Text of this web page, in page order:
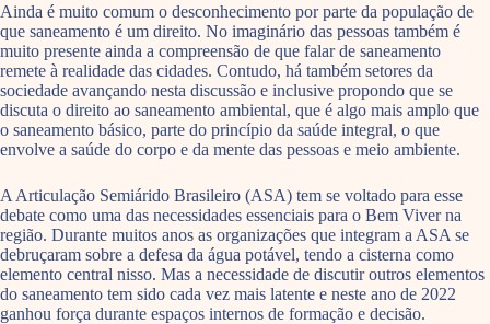
Ainda é muito comum o desconhecimento por parte da população de
que saneamento é um direito. No imaginário das pessoas também é
muito presente ainda a compreensão de que falar de saneamento
remete à realidade das cidades. Contudo, há também setores da
sociedade avançando nesta discussão e inclusive propondo que se
discuta o direito ao saneamento ambiental, que é algo mais amplo que
o saneamento básico, parte do princípio da saúde integral, o que
envolve a saúde do corpo e da mente das pessoas e meio ambiente.
A Articulação Semiárido Brasileiro (ASA) tem se voltado para esse
debate como uma das necessidades essenciais para o Bem Viver na
região. Durante muitos anos as organizações que integram a ASA se
debruçaram sobre a defesa da água potável, tendo a cisterna como
elemento central nisso. Mas a necessidade de discutir outros elementos
do saneamento tem sido cada vez mais latente e neste ano de 2022
ganhou força durante espaços internos de formação e decisão.